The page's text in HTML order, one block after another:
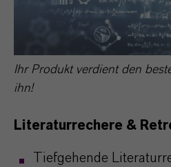
Ihr Produkt verdient den
ihn!
Literaturrechere &
Tiefgehende